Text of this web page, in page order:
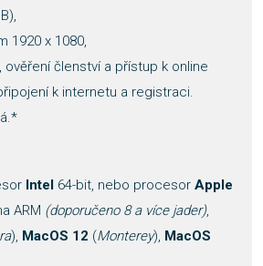
1920 x 1080,
členství a přístup k online
k internetu a registraci.
Intel 64-bit, nebo procesor Apple
ARM (doporučeno 8 a více jader),
), MacOS 12 (Monterey), MacOS